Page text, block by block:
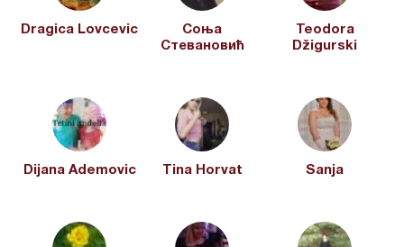
Dragica Lovcevic
Соња
Стевановић
Teodora
Džigurski
Dijana Ademovic Tina Horvat Sanja